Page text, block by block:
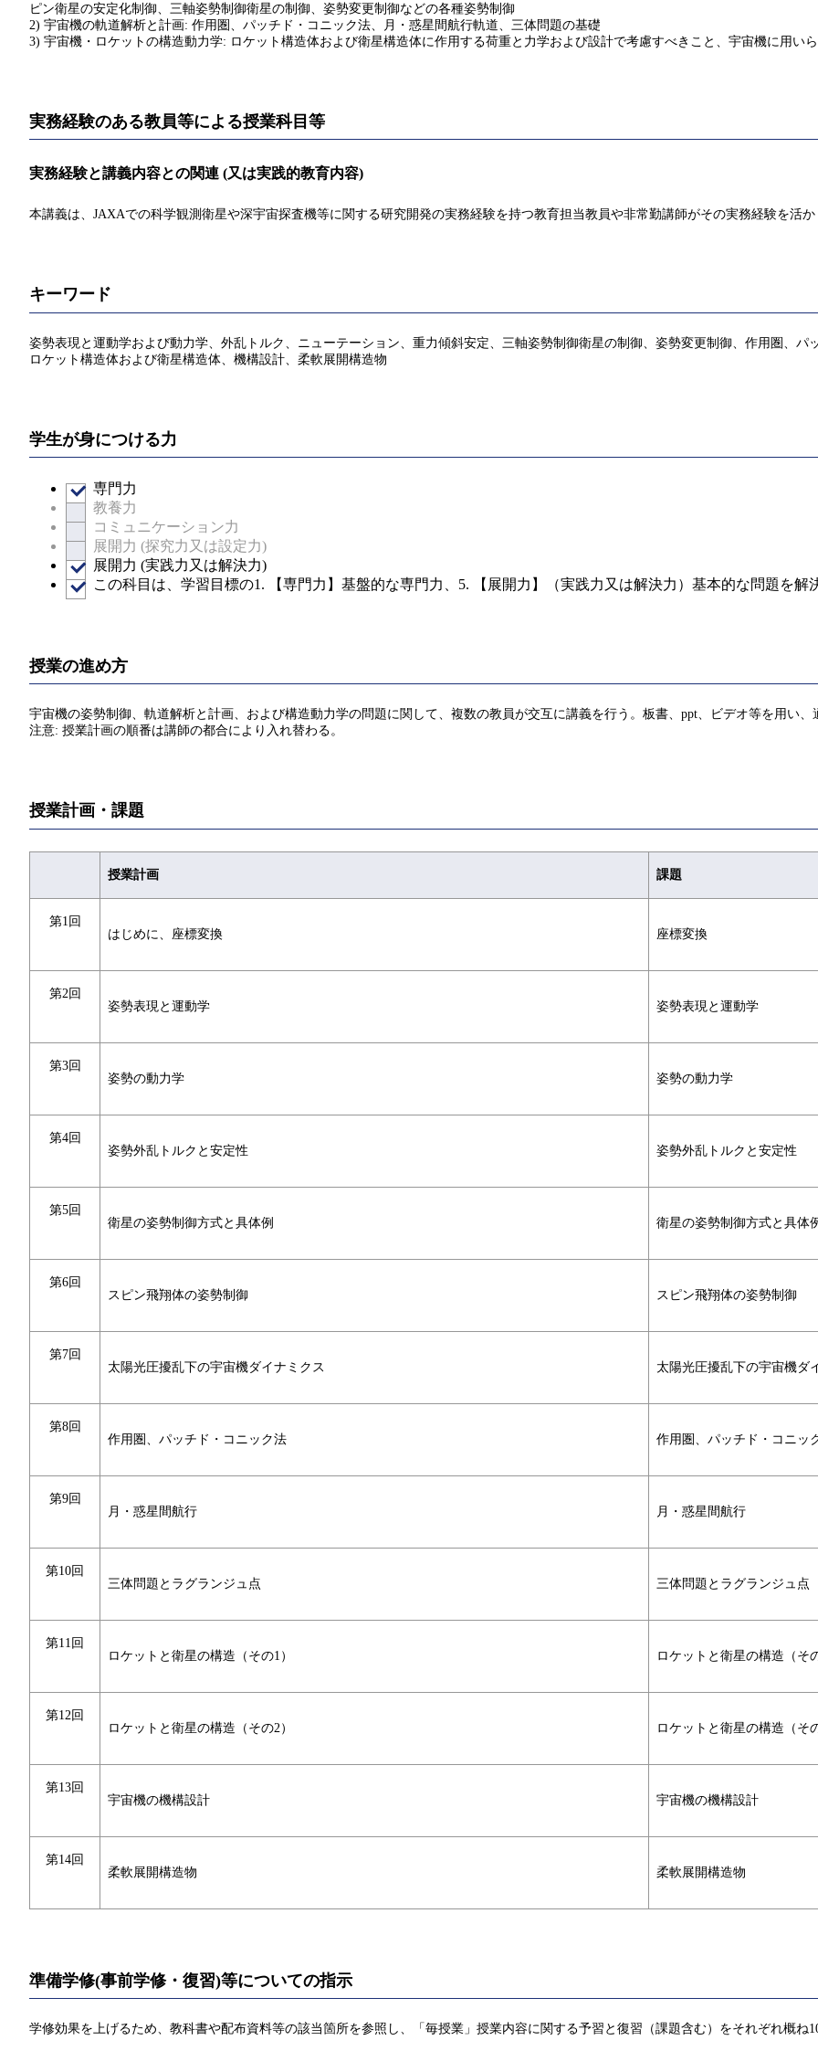
ピン衛星の安定化制御、三軸姿勢制御衛星の制御、姿勢変更制御などの各種姿勢制御
2) 宇宙機の軌道解析と計画: 作用圏、パッチド・コニック法、月・惑星間航行軌道、三体問題の基礎
3) 宇宙機・ロケットの構造動力学: ロケット構造体および衛星構造体に作用する荷重と力学および設計で考慮すべきこと、宇宙機に用い
実務経験のある教員等による授業科目等
実務経験と講義内容との関連 (又は実践的教育内容)
本講義は、JAXAでの科学観測衛星や深宇宙探査機等に関する研究開発の実務経験を持つ教育担当教員や非常勤講師がその実務経験を活
キーワード
姿勢表現と運動学および動力学、外乱トルク、ニューテーション、重力傾斜安定、三軸姿勢制御衛星の制御、姿勢変更制御、作用圏、
ロケット構造体および衛星構造体、機構設計、柔軟展開構造物
学生が身につける力
専門力
教養力
コミュニケーション力
展開力 (探究力又は設定力)
展開力 (実践力又は解決力)
この科目は、学習目標の1. 【専門力】基盤的な専門力、5. 【展開力】（実践力又は解決力）基本的な問題を解
授業の進め方
宇宙機の姿勢制御、軌道解析と計画、および構造動力学の問題に関して、複数の教員が交互に講義を行う。板書、ppt、ビデオ等を用い、
注意: 授業計画の順番は講師の都合により入れ替わる。
授業計画・課題
授業計画 課題
第1回
はじめに、座標変換
座標変換
第2回
姿勢表現と運動学
姿勢表現と運動学
第3回
姿勢の動力学
姿勢の動力学
第4回
姿勢外乱トルクと安定性
姿勢外乱トルクと安定性
第5回
衛星の姿勢制御方式と具体例
衛星の姿勢制御方式と具体
第6回
スピン飛翔体の姿勢制御
スピン飛翔体の姿勢制御
第7回
太陽光圧擾乱下の宇宙機ダイナミクス
太陽光圧擾乱下の宇宙機ダ
第8回
作用圏、パッチド・コニック法
作用圏、パッチド・コニッ
第9回
月・惑星間航行
月・惑星間航行
第10回
三体問題とラグランジュ点
三体問題とラグランジュ点
第11回
ロケットと衛星の構造（その1）
ロケットと衛星の構造（そ
第12回
ロケットと衛星の構造（その2）
ロケットと衛星の構造（そ
第13回
宇宙機の機構設計
宇宙機の機構設計
第14回
柔軟展開構造物
柔軟展開構造物
準備学修(事前学修・復習)等についての指示
学修効果を上げるため、教科書や配布資料等の該当箇所を参照し、「毎授業」授業内容に関する予習と復習（課題含む）をそれぞれ概ね